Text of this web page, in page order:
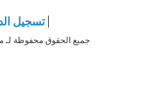
تسجيل
جميع الحقوق محفوظة لـ